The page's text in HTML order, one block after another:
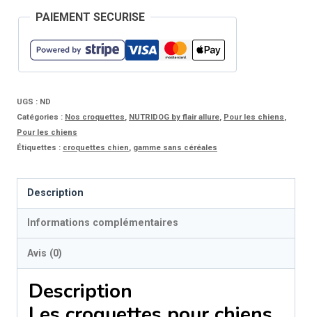
gamme
PREMIUM
29%
avec
riz
PAIEMENT SECURISE
UGS : ND
Catégories : Nos croquettes, NUTRIDOG by flair allure, Pour les chiens,
Pour les chiens
Étiquettes : croquettes chien, gamme sans céréales
Description
Informations complémentaires
Avis (0)
Description